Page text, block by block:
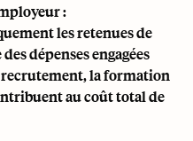
:
les retenues de
dépenses engagées
la formation
au coût total de